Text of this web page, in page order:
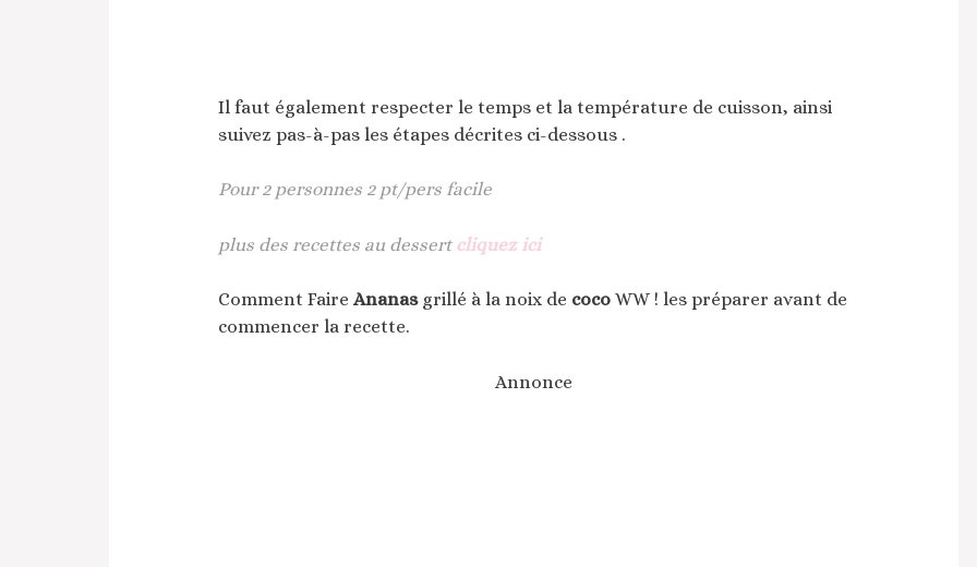
Il faut également respecter le temps et la température de cuisson, ainsi
suivez pas-à-pas les étapes décrites ci-dessous .
Pour 2 personnes 2 pt/pers facile
plus des recettes au dessert cliquez ici
Comment Faire Ananasgrillé à la noix de cocoWW ! les préparer avant de
commencer la recette.
Annonce